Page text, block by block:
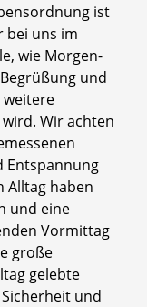
ist
bei uns im
wie Morgen-
und
weitere
Wir achten
Entspannung
Alltag haben
und eine
Vormittag
große
gelebte
und